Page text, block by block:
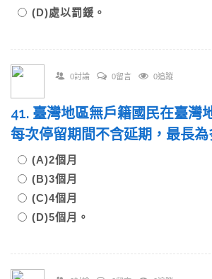
(D)處以罰鍰。
0討論 0留言 0追蹤
41. 臺灣地區無戶籍國民在臺灣
每次停留期間不含延期，最長
(A)2個月
(B)3個月
(C)4個月
(D)5個月。